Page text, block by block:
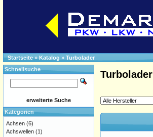
Startseite»Katalog » Turbolader
Turbolader
Schnellsuche
erweiterte Suche
Kategorien
Achsen (6)
Achswellen (1)